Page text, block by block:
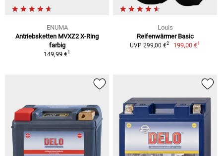
ENUMA
Antriebsketten MVXZ2 X-Ring
farbig
149,99 €1
Louis
Reifenwärmer Basic
UVP 299,00 €2 199,00 €1